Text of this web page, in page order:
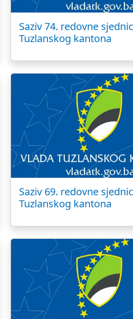
Saziv 74. redovne
Tuzlanskog kantona
Saziv 69. redovne
Tuzlanskog kantona